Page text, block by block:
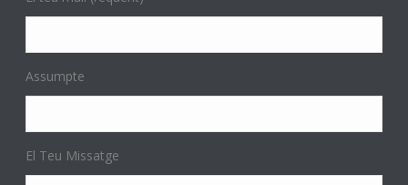
Assumpte
El Teu Missatge